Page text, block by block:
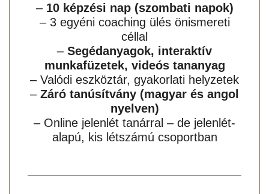
– 10 képzési nap (szombati napok)
– 3 egyéni coaching ülés önismereti
céllal
– Segédanyagok, interaktív
munkafüzetek, videós tananyag
– Valódi eszköztár, gyakorlati helyzetek
– Záró tanúsítvány (magyar és angol
nyelven)
– Online jelenlét tanárral – de jelenlét-
alapú, kis létszámú csoportban